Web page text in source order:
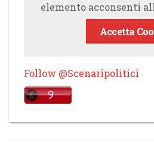
elemento acconsenti
Accetta
Follow @Scenaripolitici